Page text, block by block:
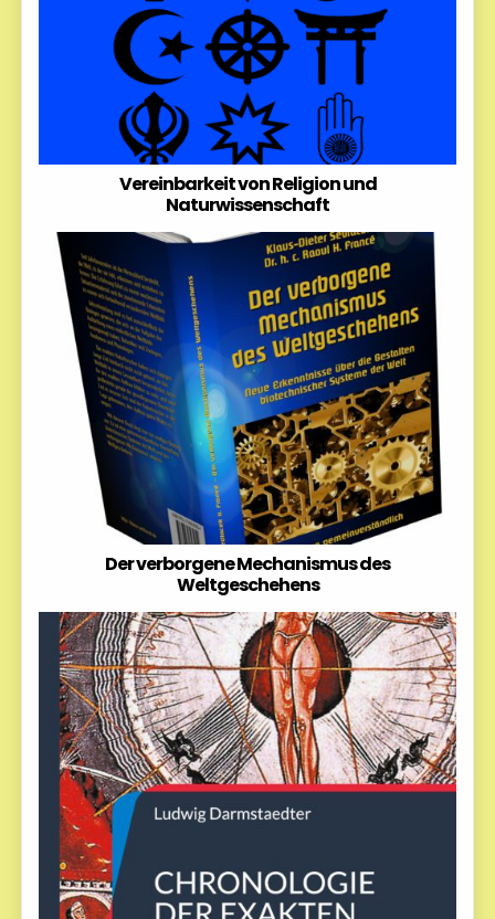
Vereinbarkeit von Religion und
Naturwissenschaft
Der verborgene Mechanismus des
Weltgeschehens